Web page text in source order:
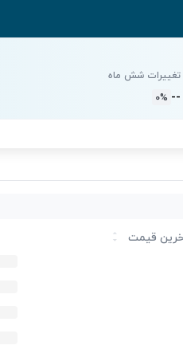
تغییرات شش ماه
-
-
0%
قیمت